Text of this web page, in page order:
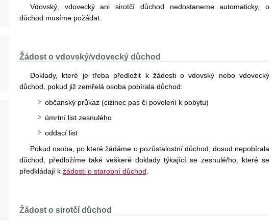
Vdovský, vdovecký ani sirotčí důchod nedostaneme automaticky, o
důchod musíme požádat.
Žádost o vdovský/vdovecký důchod
Doklady, které je třeba předložit k žádosti o vdovský nebo vdovecký
důchod, pokud již zemřelá osoba pobírala důchod:
občanský průkaz (cizinec pas či povolení k pobytu)
úmrtní list zesnulého
oddací list
Pokud osoba, po které žádáme o pozůstalostní důchod, dosud nepobírala
důchod, předložíme také veškeré doklady týkající se zesnulé/ho, které se
předkládají k žádosti o starobní důchod
Žádost o sirotčí důchod